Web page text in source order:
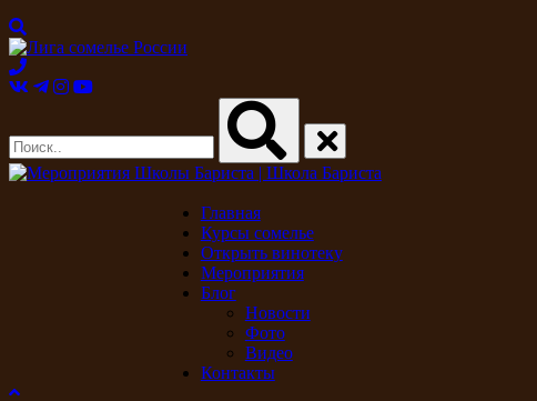
Главная
Курсы сомелье
Открыть винотеку
Мероприятия
Блог
Новости
Фото
Видео
Контакты